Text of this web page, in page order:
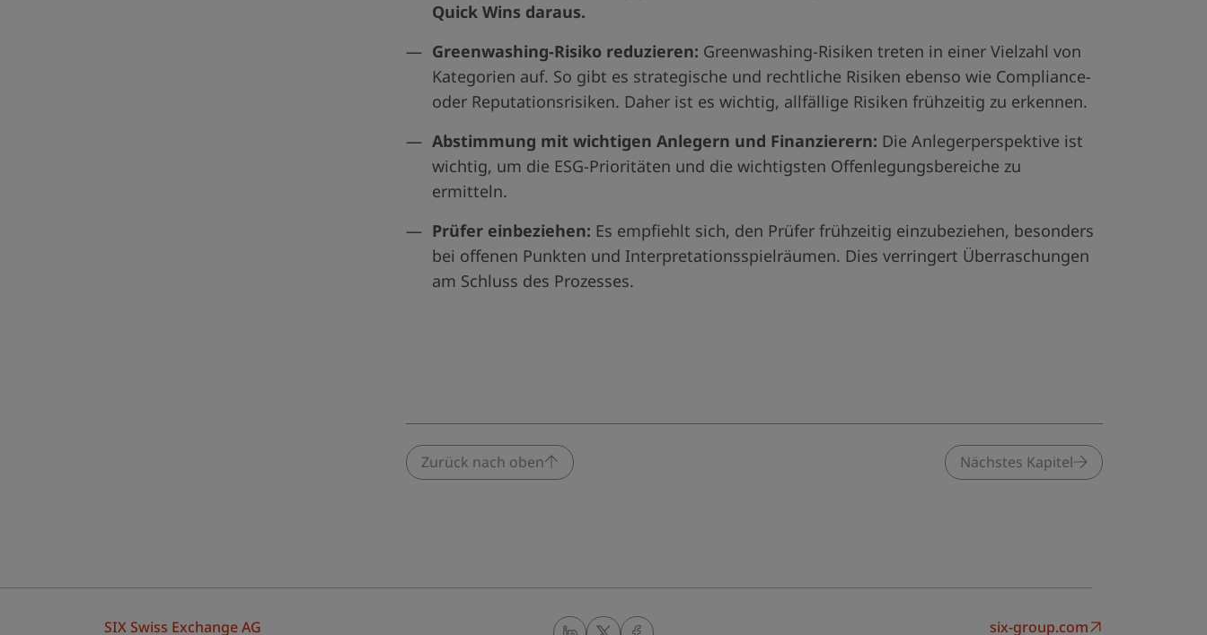
Quick Wins daraus.
Greenwashing-Risiko reduzieren: Greenwashing-Risiken treten in einer Vielzahl von
Kategorien auf. So gibt es strategische und rechtliche Risiken ebenso wie Compliance-
oder Reputationsrisiken. Daher ist es wichtig, allfällige Risiken frühzeitig zu erkennen.
Abstimmung mit wichtigen Anlegern und Finanzierern: Die Anlegerperspektive ist
wichtig, um die ESG-Prioritäten und die wichtigsten Offenlegungsbereiche zu
ermitteln.
Prüfer einbeziehen: Es empfiehlt sich, den Prüfer frühzeitig einzubeziehen, besonders
bei offenen Punkten und Interpretationsspielräumen. Dies verringert Überraschungen
am Schluss des Prozesses.
Zurück nach oben Nächstes Kapitel
SIX Swiss Exchange AG six-group.com